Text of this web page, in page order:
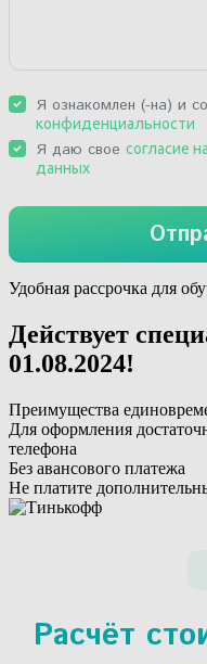
Удобная рассрочка для
Действует
01.08.2024!
Преимущества
Для оформления
телефона
Без авансового платежа
Не платите